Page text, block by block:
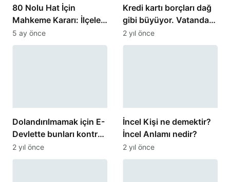
80 Nolu Hat İçin
Mahkeme Kararı: İlçeler
Arası Seferler 27
Şubat’ta Sona Eriyor
5 ay önce
Kredi kartı borçları dağ
gibi büyüyor. Vatandaş
zor durumda
2 yıl önce
Dolandırılmamak için E-
Devlette bunları kontrol
edin.
2 yıl önce
İncel Kişi ne demektir?
İncel Anlamı nedir?
2 yıl önce